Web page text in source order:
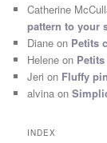
Catherine
pattern to your
Diane on Petits
Helene on
Jeri on Fluffy
alvina on
INDEX